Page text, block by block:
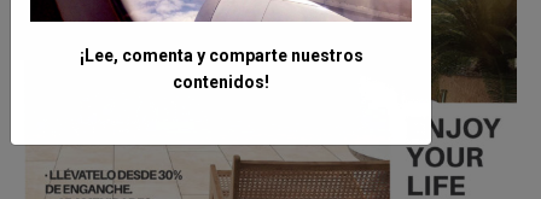
¡Lee, comenta y comparte nuestros
contenidos!